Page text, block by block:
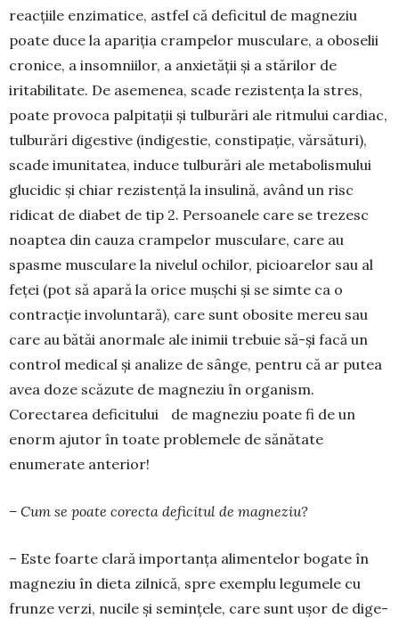
reacțiile enzimatice, astfel că deficitul de magneziu
poate duce la apariția crampelor musculare, a oboselii
cronice, a insomniilor, a anxietății și a stărilor de
iritabilitate. De asemenea, scade rezistența la stres,
poate provoca palpitații și tulburări ale ritmului cardiac,
tulburări digestive (indigestie, constipație, vărsături),
scade imunitatea, induce tulburări ale metabolismului
glucidic și chiar rezistență la insulină, având un risc
ridicat de diabet de tip 2. Persoanele care se trezesc
noaptea din cauza crampelor musculare, care au
spasme musculare la nivelul ochilor, picioarelor sau al
feței (pot să apară la orice mușchi și se simte ca o
contracție involuntară), care sunt obosite mereu sau
care au bătăi anormale ale inimii trebuie să-și facă un
control medical și analize de sânge, pentru că ar putea
avea doze scăzute de magneziu în organism.
Corectarea deficitului de magneziu poate fi de un
enorm ajutor în toate problemele de sănătate
enumerate anterior!
– Cum se poate corecta deficitul de magneziu?
– Este foarte clară importanța alimentelor bogate în
magneziu în dieta zilnică, spre exemplu legumele cu
frunze verzi, nucile și semințele, care sunt ușor de dige­